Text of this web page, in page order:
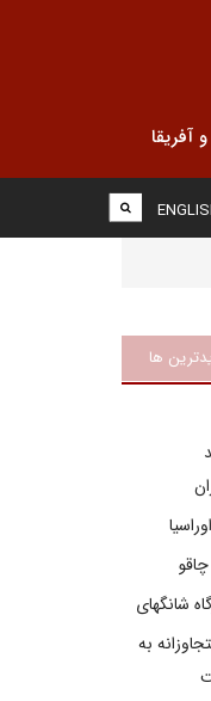
آفریقا
ها
شانگهای
به